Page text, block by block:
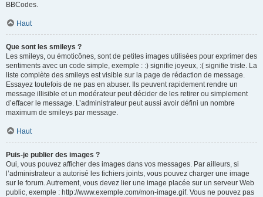
BBCodes.
Haut
Que sont les smileys ?
Les smileys, ou émoticônes, sont de petites images utilisées pour exprimer des
sentiments avec un code simple, exemple : :) signifie joyeux, :( signifie triste. La
liste complète des smileys est visible sur la page de rédaction de message.
Essayez toutefois de ne pas en abuser. Ils peuvent rapidement rendre un
message illisible et un modérateur peut décider de les retirer ou simplement
d’effacer le message. L’administrateur peut aussi avoir défini un nombre
maximum de smileys par message.
Haut
Puis-je publier des images ?
Oui, vous pouvez afficher des images dans vos messages. Par ailleurs, si
l’administrateur a autorisé les fichiers joints, vous pouvez charger une image
sur le forum. Autrement, vous devez lier une image placée sur un serveur Web
public, exemple : http://www.exemple.com/mon-image.gif. Vous ne pouvez pas